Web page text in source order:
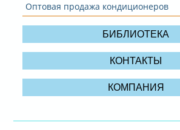
Оптовая продажа кондиционеров
БИБЛИОТЕКА
КОНТАКТЫ
КОМПАНИЯ